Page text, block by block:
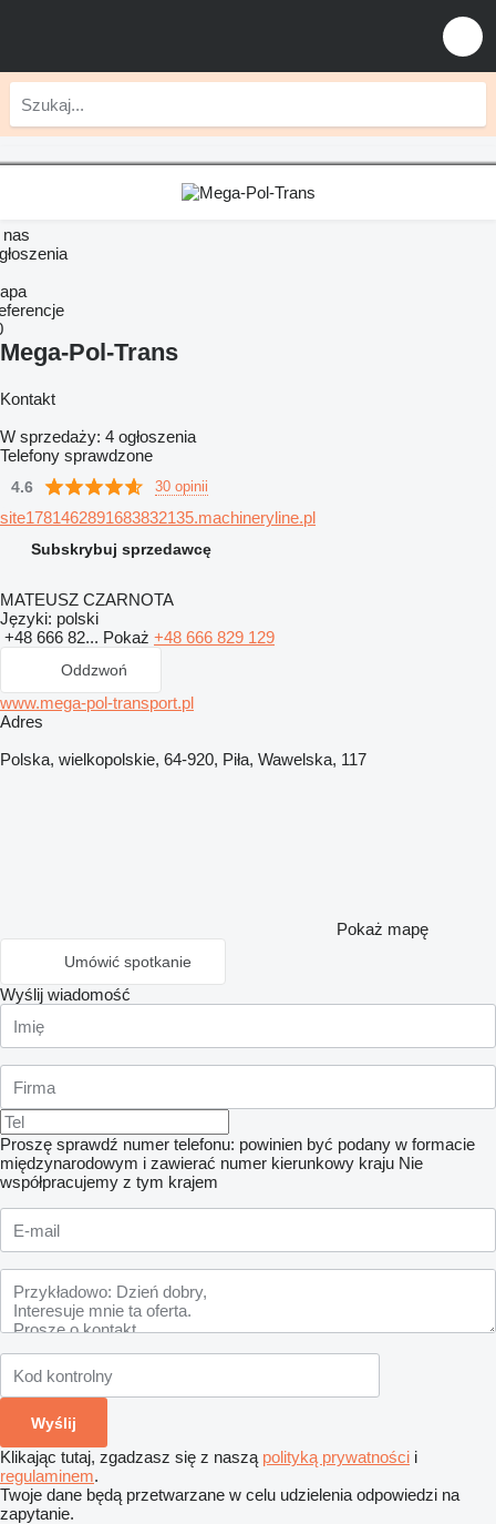
Mega-Pol-Trans
Kontakt
W sprzedaży: 4 ogłoszenia
Telefony sprawdzone
4.6 30 opinii
site1781462891683832135.machineryline.pl
Subskrybuj sprzedawcę
MATEUSZ CZARNOTA
Języki: polski
+48 666 82... Pokaż +48 666 829 129
Oddzwoń
www.mega-pol-transport.pl
Adres
Polska, wielkopolskie, 64-920, Piła, Wawelska, 117
Pokaż mapę
Umówić spotkanie
Wyślij wiadomość
Proszę sprawdź numer telefonu: powinien być podany w formacie
międzynarodowym i zawierać numer kierunkowy kraju Nie
współpracujemy z tym krajem
Klikając tutaj, zgadzasz się z naszą polityką prywatności i
regulaminem.
Twoje dane będą przetwarzane w celu udzielenia odpowiedzi na
zapytanie.